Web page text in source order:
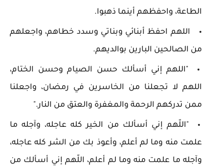
الطاعة، واحفظهم أينما ذهبوا.
اللهم احفظ أبنائي وبناتي وسدد خطاهم، واجعلهم
من الصالحين البارين بوالديهم.
"اللهم إني أسألك حسن الصيام وحسن الختام،
اللهم لا تجعلنا من الخاسرين في رمضان، واجعلنا
ممن تدركهم الرحمة والمغفرة والعتق من النار."
"اللّهم إني أسألك من الخير كله عاجله، وآجله ما
علمت منه وما لم أعلم، وأعوذ بك من الشر كله عاجله،
وآجله ما علمت منه وما لم أعلم، اللّهم إني أسألك من